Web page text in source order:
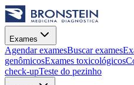
Exames
Agendar examesBuscar exames
genômicosExames toxicológicos
check-upTeste do pezinho